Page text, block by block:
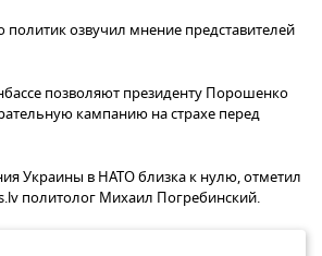
политик озвучил мнение представителей
позволяют президенту Порошенко
кампанию на страхе перед
Украины в НАТО близка к нулю, отметил
политолог Михаил Погребинский.